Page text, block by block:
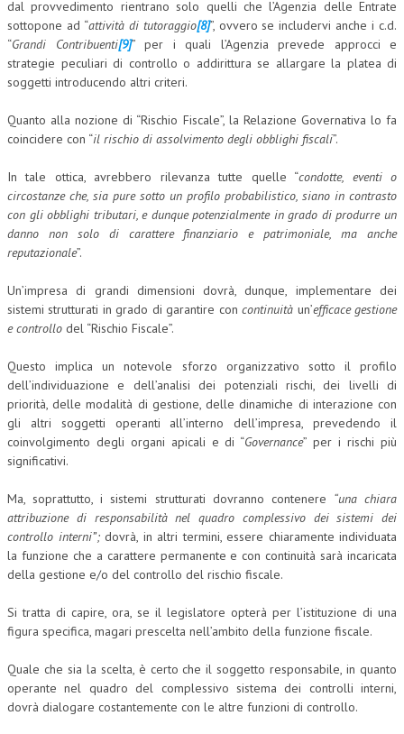
dal provvedimento rientrano solo quelli che l’Agenzia delle Entrate
sottopone ad “attività di tutoraggio[8]”, ovvero se includervi anche i c.d.
“Grandi Contribuenti[9]” per i quali l’Agenzia prevede approcci e
strategie peculiari di controllo o addirittura se allargare la platea di
soggetti introducendo altri criteri.
Quanto alla nozione di “Rischio Fiscale”, la Relazione Governativa lo fa
coincidere con “il rischio di assolvimento degli obblighi fiscali”.
In tale ottica, avrebbero rilevanza tutte quelle “condotte, eventi o
circostanze che, sia pure sotto un profilo probabilistico, siano in contrasto
con gli obblighi tributari, e dunque potenzialmente in grado di produrre un
danno non solo di carattere finanziario e patrimoniale, ma anche
reputazionale”.
Un’impresa di grandi dimensioni dovrà, dunque, implementare dei
sistemi strutturati in grado di garantire concontinuità un’efficace gestione
e controllo del “Rischio Fiscale”.
Questo implica un notevole sforzo organizzativo sotto il profilo
dell’individuazione e dell’analisi dei potenziali rischi, dei livelli di
priorità, delle modalità di gestione, delle dinamiche di interazione con
gli altri soggetti operanti all’interno dell’impresa, prevedendo il
coinvolgimento degli organi apicali e di “Governance” per i rischi più
significativi.
Ma, soprattutto, i sistemi strutturati dovranno contenere “una chiara
attribuzione di responsabilità nel quadro complessivo dei sistemi dei
controllo interni”; dovrà, in altri termini, essere chiaramente individuata
la funzione che a carattere permanente e con continuità sarà incaricata
della gestione e/o del controllo del rischio fiscale.
Si tratta di capire, ora, se il legislatore opterà per l’istituzione di una
figura specifica, magari prescelta nell’ambito della funzione fiscale.
Quale che sia la scelta, è certo che il soggetto responsabile, in quanto
operante nel quadro del complessivo sistema dei controlli interni,
dovrà dialogare costantemente con le altre funzioni di controllo.